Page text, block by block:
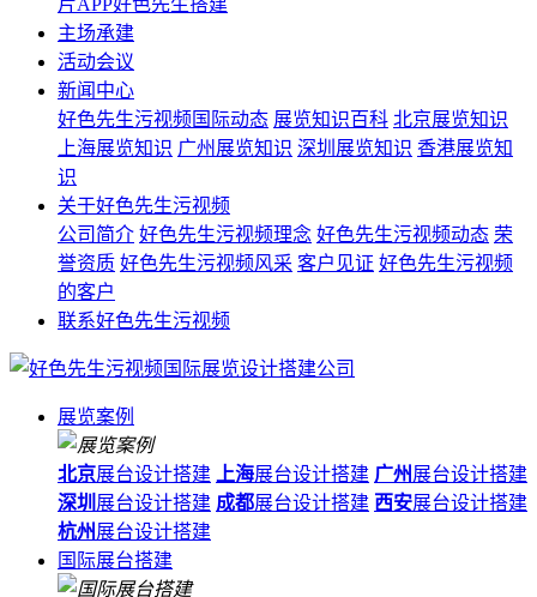
主场承建
活动会议
新闻中心
好色先生污视频国际动态 展览知识百科 北京展览知识
上海展览知识 广州展览知识 深圳展览知识 香港展览知
识
关于好色先生污视频
公司简介 好色先生污视频理念 好色先生污视频动态 荣
誉资质 好色先生污视频风采 客户见证 好色先生污视频
的客户
联系好色先生污视频
展览案例
北京展台设计搭建 上海展台设计搭建 广州展台设计搭建
深圳 展台设计搭建 成都展台设计搭建 西安展台设计搭建
杭州展台设计搭建
国际展台搭建